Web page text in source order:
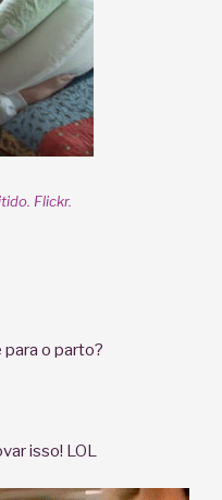
Flickr.
o parto?
isso! LOL